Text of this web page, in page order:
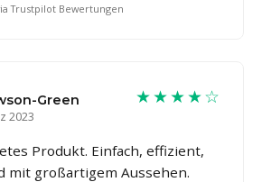
Trustpilot Bewertungen
Green
2023
★★★★☆
Produkt. Einfach, effizient,
mit großartigem Aussehen.